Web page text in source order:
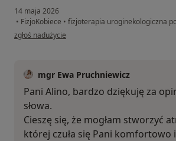
14 maja 2026
• FizjoKobiece • fizjoterapia uroginekologiczna
w opinii użytkownika Alina
zgłoś nadużycie
mgr Ewa Pruchniewicz
Pani Alino, bardzo dziękuję za
słowa.
Cieszę się, że mogłam stworzyć
której czuła się Pani komfortowo